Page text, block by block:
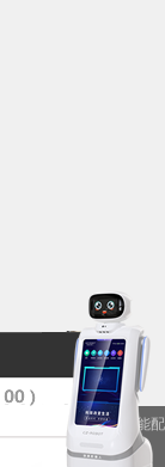
消毒机器人排名 智能配